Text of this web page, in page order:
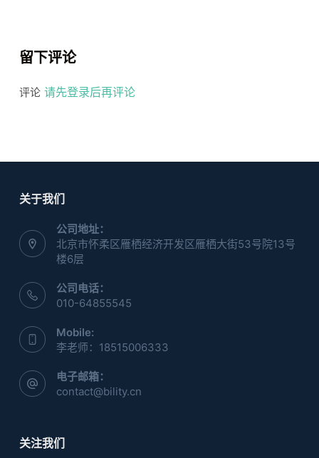
留下评论
评论 请先登录后再评论
关于我们
公司地址：
北京市怀柔区雁栖经济开发区雁栖大街53号院13号
楼6层
公司电话：
010-64855545
Mobile:
李老师：18515006333
电子邮箱：
contact@bility.cn
关注我们